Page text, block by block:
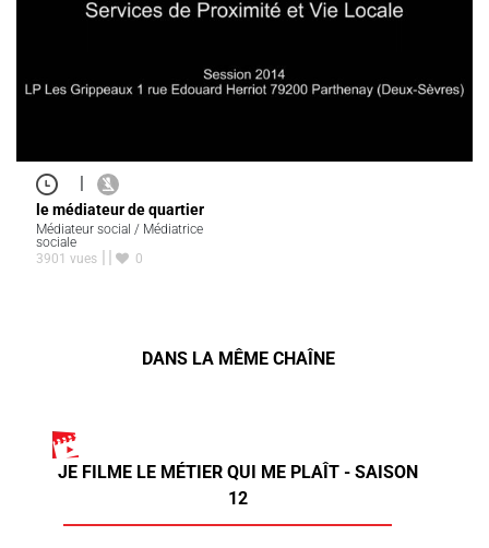
le médiateur de quartier
Médiateur social / Médiatrice
sociale
3901 vues
0
DANS LA MÊME CHAÎNE
JE FILME LE MÉTIER QUI ME PLAÎT - SAISON
12